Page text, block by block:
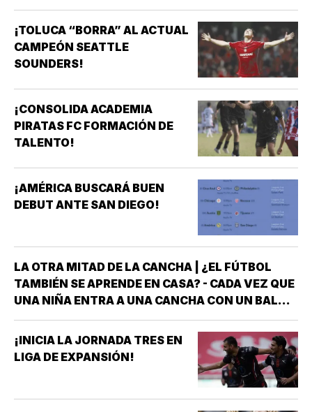
¡TOLUCA “BORRA” AL ACTUAL
CAMPEÓN SEATTLE
SOUNDERS!
¡CONSOLIDA ACADEMIA
PIRATAS FC FORMACIÓN DE
TALENTO!
¡AMÉRICA BUSCARÁ BUEN
DEBUT ANTE SAN DIEGO!
LA OTRA MITAD DE LA CANCHA | ¿EL FÚTBOL
TAMBIÉN SE APRENDE EN CASA? - CADA VEZ QUE
UNA NIÑA ENTRA A UNA CANCHA CON UN BALÓN
BAJO EL BRAZO, NO LLEGA SOLA *DETRÁS DE
ELLA SIEMPRE HAY ALGUIEN QUE LA LLEVÓ AL
ENTRENAMIENTO, QUE HIZO EL ESFUERZO…
¡INICIA LA JORNADA TRES EN
LIGA DE EXPANSIÓN!